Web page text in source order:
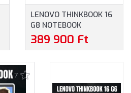
LENOVO THINKBOOK 16
G8 NOTEBOOK
(21SK00A6HV) - 16.0"
WUXGA, INTEL CORE
OPERÁCIÓS RENDSZER
389 900 Ft
7